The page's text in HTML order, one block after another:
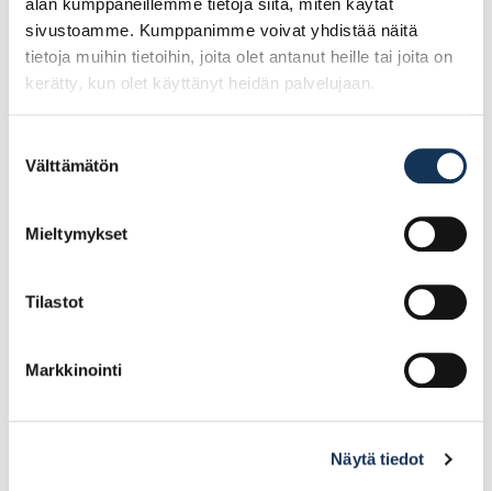
alan kumppaneillemme tietoja siitä, miten käytät
sivustoamme. Kumppanimme voivat yhdistää näitä
tietoja muihin tietoihin, joita olet antanut heille tai joita on
kerätty, kun olet käyttänyt heidän palvelujaan.
valinta
Välttämätön
Mieltymykset
Tilastot
Markkinointi
Näytä tiedot
1560×2530 II
Sileä/Kruunu TR
Sileä/Karhea TR 120